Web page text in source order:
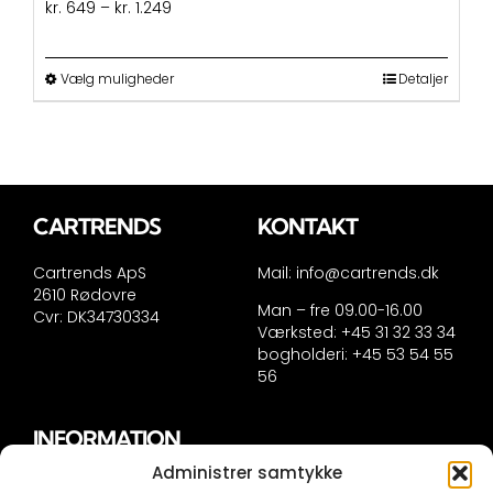
Administrer samtykke
kr. 649 – kr. 1.249
kr. 1.249
Vælg mulighederDette
vare
Mulighederne
Detaljer
CARTRENDS
Cartrends ApS
2610 Rødovre
Cvr: DK34730334
KONTAKT
Mail: info@cartrends.dk
Man – fre 09.00-16.00
Værksted: +45 31 32 33 34
bogholderi: +45 53 54 55
56
INFORMATION
Handelsinformation